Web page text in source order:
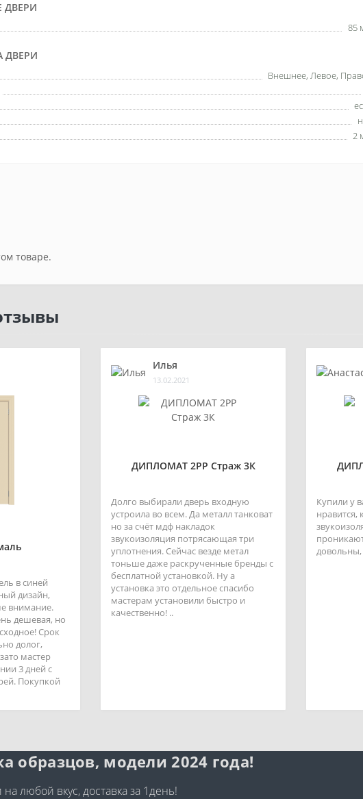
85
ДВЕРИ
Внешнее, Левое,
2
товаре.
в синей
дизайн,
внимание.
дешевая, но
Срок
долог,
мастер
3 дней с
Покупкой
Илья
13.02.2021
ДИПЛОМАТ 2РР Страж 3К
Долго выбирали дверь входную
устроила во всем. Да металл танковат
но за счёт мдф накладок
звукоизоляция потрясающая три
уплотнения. Сейчас везде метал
тоньше даже раскрученные бренды с
бесплатной установкой. Ну а
установка это отдельное спасибо
мастерам установили быстро и
качественно! ..
Купили у
нравится,
образцов, модели 2024 года!
любой вкус, доставка за 1день!